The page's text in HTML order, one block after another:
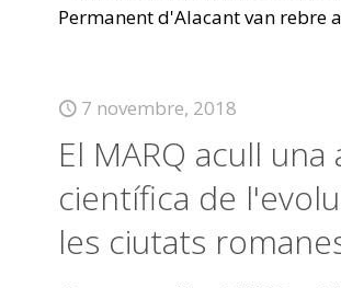
Permanent d'Alacant van rebre
7 novembre, 2018
El MARQ acull una
científica de
les ciutats